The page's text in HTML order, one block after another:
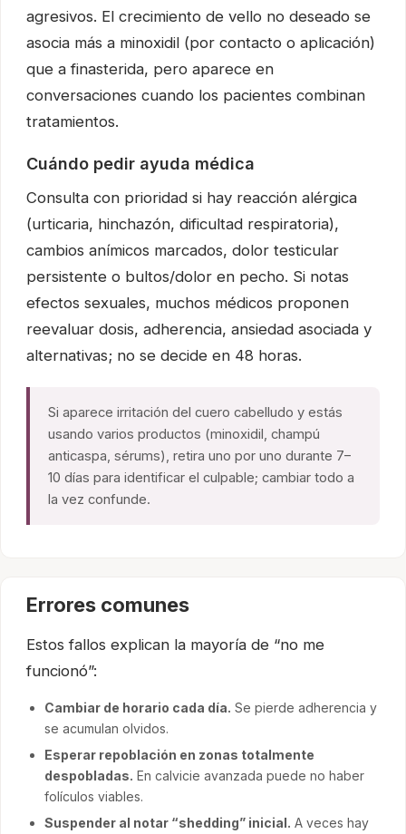
agresivos. El crecimiento de vello no deseado se
asocia más a minoxidil (por contacto o aplicación)
que a finasterida, pero aparece en
conversaciones cuando los pacientes combinan
tratamientos.
Cuándo pedir ayuda médica
Consulta con prioridad si hay reacción alérgica
(urticaria, hinchazón, dificultad respiratoria),
cambios anímicos marcados, dolor testicular
persistente o bultos/dolor en pecho. Si notas
efectos sexuales, muchos médicos proponen
reevaluar dosis, adherencia, ansiedad asociada y
alternativas; no se decide en 48 horas.
Si aparece irritación del cuero cabelludo y estás
usando varios productos (minoxidil, champú
anticaspa, sérums), retira uno por uno durante 7–
10 días para identificar el culpable; cambiar todo a
la vez confunde.
Errores comunes
Estos fallos explican la mayoría de “no me
funcionó”:
Cambiar de horario cada día. Se pierde adherencia y
se acumulan olvidos.
Esperar repoblación en zonas totalmente
despobladas. En calvicie avanzada puede no haber
folículos viables.
Suspender al notar “shedding” inicial. A veces hay